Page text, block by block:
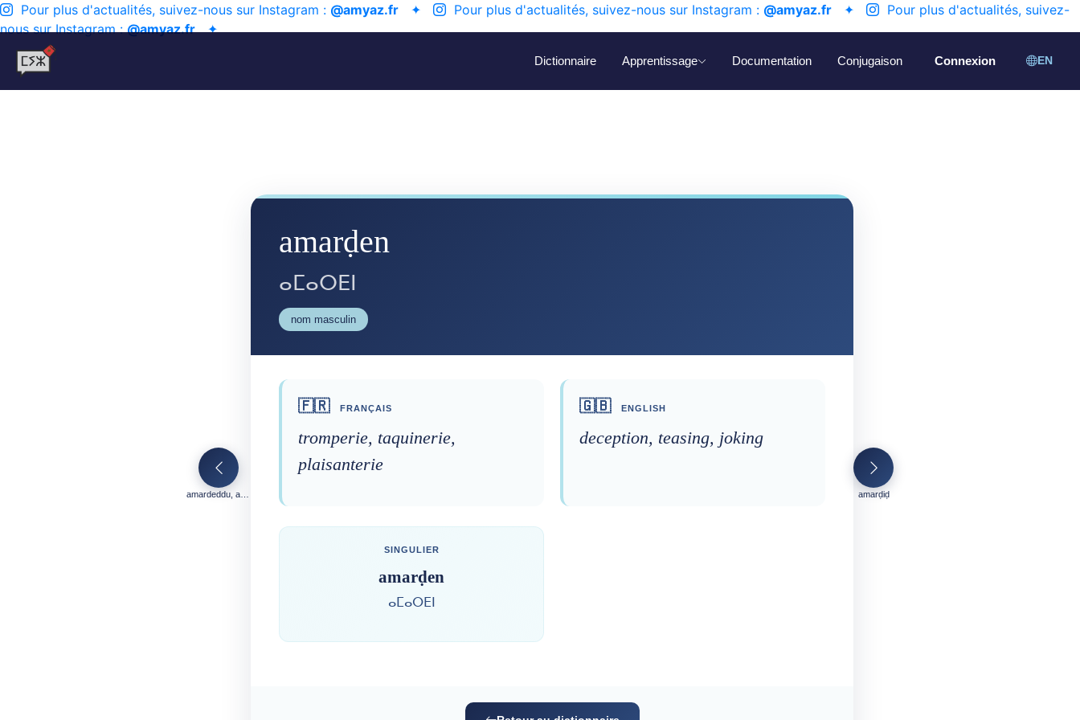
Pour plus d'actualités, suivez-nous sur Instagram : @amyaz.fr ✦ Pour plus d'actualités, suivez-nous sur Instagram : @amyaz.fr ✦
Pour plus d'actualités, suivez-
nous sur Instagram :@amyaz.fr✦
Dictionnaire Apprentissage Documentation Conjugaison Connexion EN
amarḍen
ⴰⵎⴰⵔⴹⵏ
nom masculin
🇫🇷 FRANÇAIS
tromperie, taquinerie,
plaisanterie
🇬🇧 ENGLISH
deception, teasing, joking
SINGULIER
amarḍen
ⴰⵎⴰⵔⴹⵏ
amarḍiḍ